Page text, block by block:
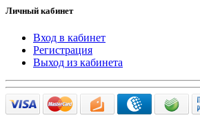
Личный кабинет
Вход в кабинет
Регистрация
Выход из кабинета